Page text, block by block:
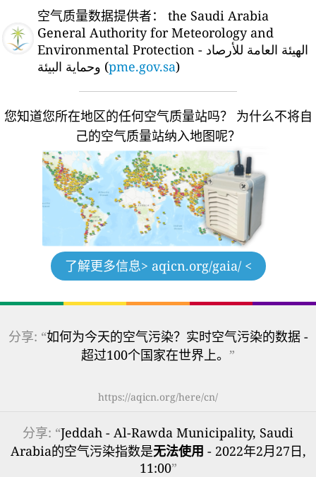
空气质量数据提供者：
the Saudi Arabia
General Authority for Meteorology and
Environmental Protection - الهيئة العامة للأرصاد
وحماية البيئة (pme.gov.sa)
您知道您所在地区的任何空气质量站吗？
为什么不将自
己的空气质量站纳入地图呢？
了解更多信息> aqicn.org/gaia/ <
分享: “如何为今天的空气污染？实时空气污染的数据 -
超过100个国家在世界上。 ”
https://aqicn.org/here/cn/
分享: “Jeddah - Al-Rawda Municipality, Saudi
Arabia的空气污染指数是无法使用 - 2022年2月27日,
11:00”